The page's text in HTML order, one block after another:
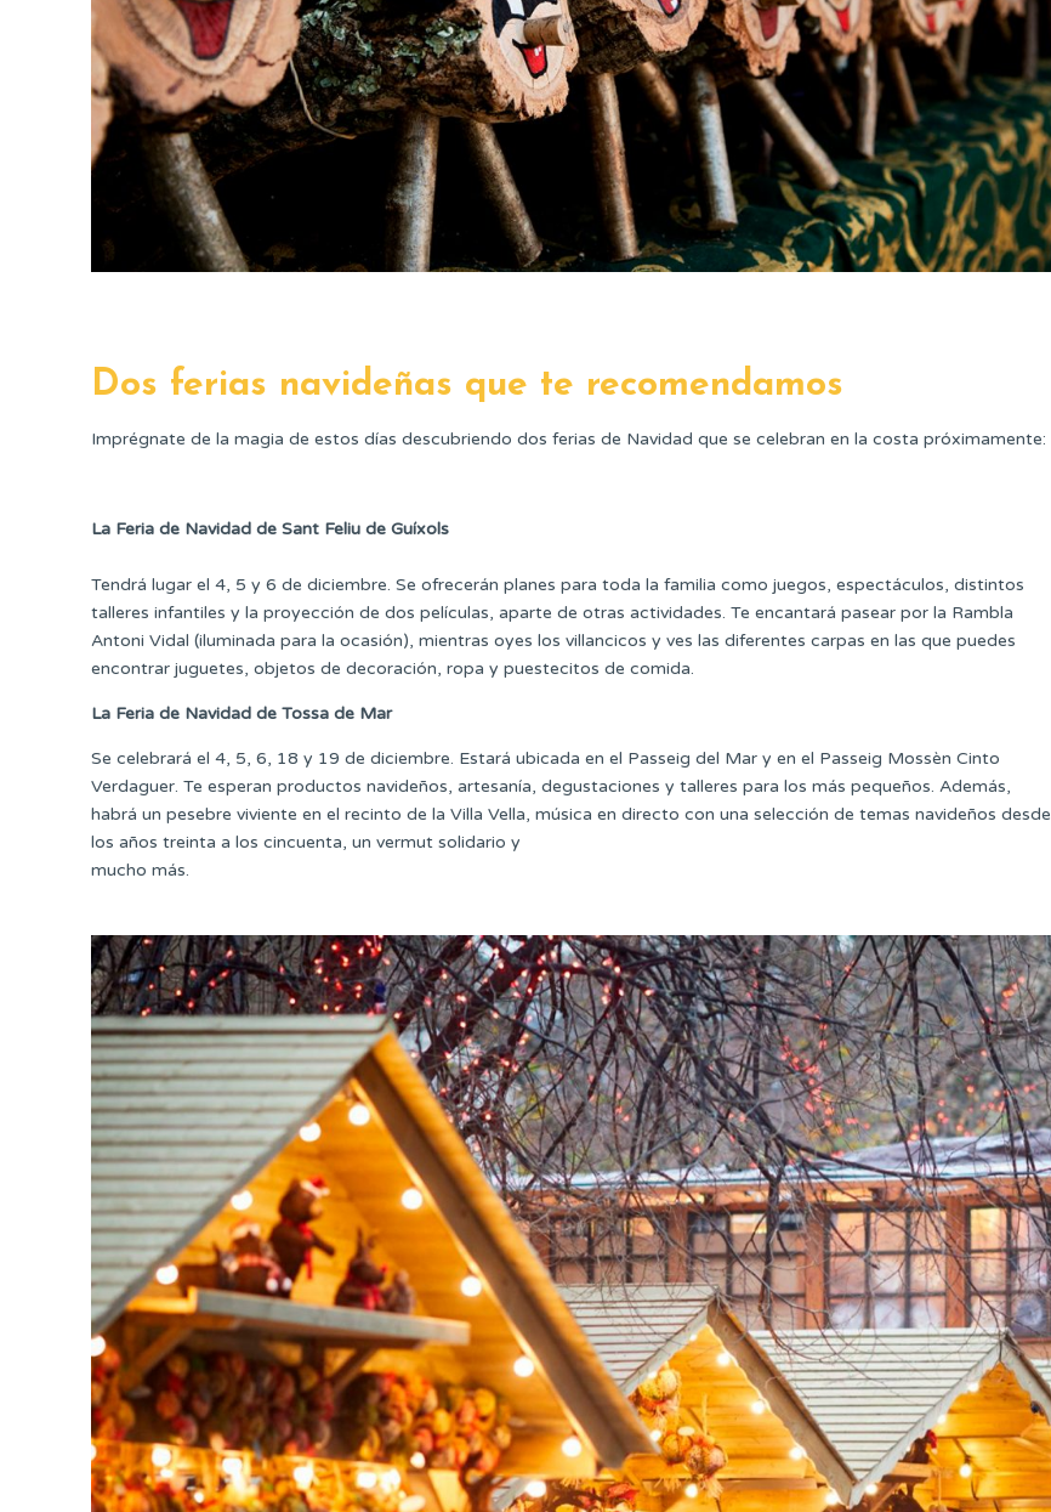
Dos ferias navideñas que te recomendamos
Imprégnate de la magia de estos días descubriendo dos ferias de Navidad que se celebran en la costa próximamente:
La Feria de Navidad de Sant Feliu de Guíxols
Tendrá lugar el 4, 5 y 6 de diciembre. Se ofrecerán planes para toda la familia como juegos, espectáculos, distintos
talleres infantiles y la proyección de dos películas, aparte de otras actividades. Te encantará pasear por la Rambla
Antoni Vidal (iluminada para la ocasión), mientras oyes los villancicos y ves las diferentes carpas en las que puedes
encontrar juguetes, objetos de decoración, ropa y puestecitos de comida.
La Feria de Navidad de Tossa de Mar
Se celebrará el 4, 5, 6, 18 y 19 de diciembre. Estará ubicada en el Passeig del Mar y en el Passeig Mossèn Cinto
Verdaguer. Te esperan productos navideños, artesanía, degustaciones y talleres para los más pequeños. Además,
habrá un pesebre viviente en el recinto de la Villa Vella, música en directo con una selección de temas navideños desde
los años treinta a los cincuenta, un vermut solidario y
mucho más.